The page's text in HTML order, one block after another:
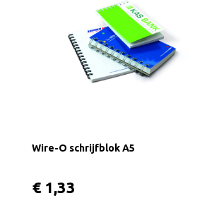
Wire-O schrijfblok A5
€ 1,33